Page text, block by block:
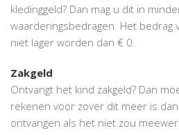
kledinggeld? Dan mag u dit in
waarderingsbedragen. Het bedrag
niet lager worden dan € 0.
Zakgeld
Ontvangt het kind zakgeld? Dan
rekenen voor zover dit meer is
ontvangen als het niet zou